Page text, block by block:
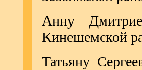
Анну
Кинешемской
Татьяну